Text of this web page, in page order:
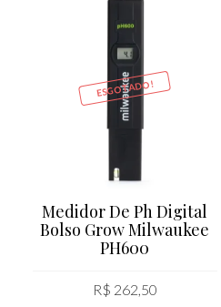
ESGOTADO!
Medidor De Ph Digital
Bolso Grow Milwaukee
PH600
R$ 262,50